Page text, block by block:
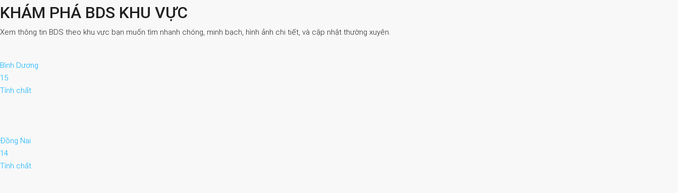
KHÁM PHÁ BDS KHU VỰC
Xem thông tin BDS theo khu vực bạn muốn tìm nhanh chóng, minh bạch, hình ảnh chi tiết, và cập nhật thường xuyên.
Bình Dương
15
Tính chất
Đồng Nai
14
Tính chất